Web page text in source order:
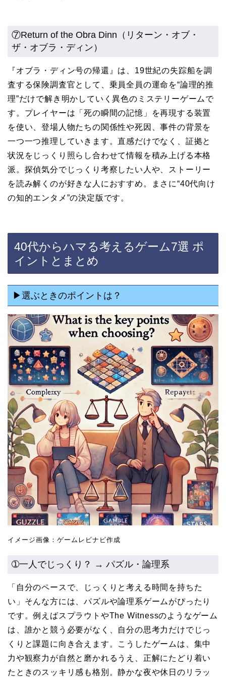
⑦Return of the Obra Dinn（リターン・オブ・
ザ・オブラ・ディン）
『オブラ・ディン号の帰還』は、19世紀の失踪船を調
査する保険調査官として、乗員全員の運命を“論理的推
理”だけで解き明かしていく異色のミステリーゲームで
す。プレイヤーは「死の瞬間の記憶」を再現する装置
を使い、登場人物たちの関係性や死因、事件の背景を
一つ一つ推理していきます。直感だけでなく、証拠と
状況をじっくり照らし合わせて情報を積み上げる本格
派。探偵気分でじっくり考察したい人や、ストーリー
を読み解くのが好きな人におすすめ。まさに“40代向け
の知的エンタメ”の決定版です。
40代からハマる考えるゲーム7選 ポ
イントとまとめ
▶選ぶときのポイントは？
イメージ画像：ゲームレビナビ作成
➀一人でじっくり？ → パズル・論理系
「自分のペースで、じっくりと考える時間を持ちた
い」そんな方には、パズルや論理系ゲームがぴったり
です。例えばスプラウトやThe Witnessのようなゲーム
は、誰かと競う必要がなく、自分の思考力だけでじっ
くりと課題に向き合えます。こうしたゲームは、集中
力や観察力が自然と磨かれるうえ、正解にたどり着い
たときのスッキリ感も格別。静かな夜や休日のリラッ